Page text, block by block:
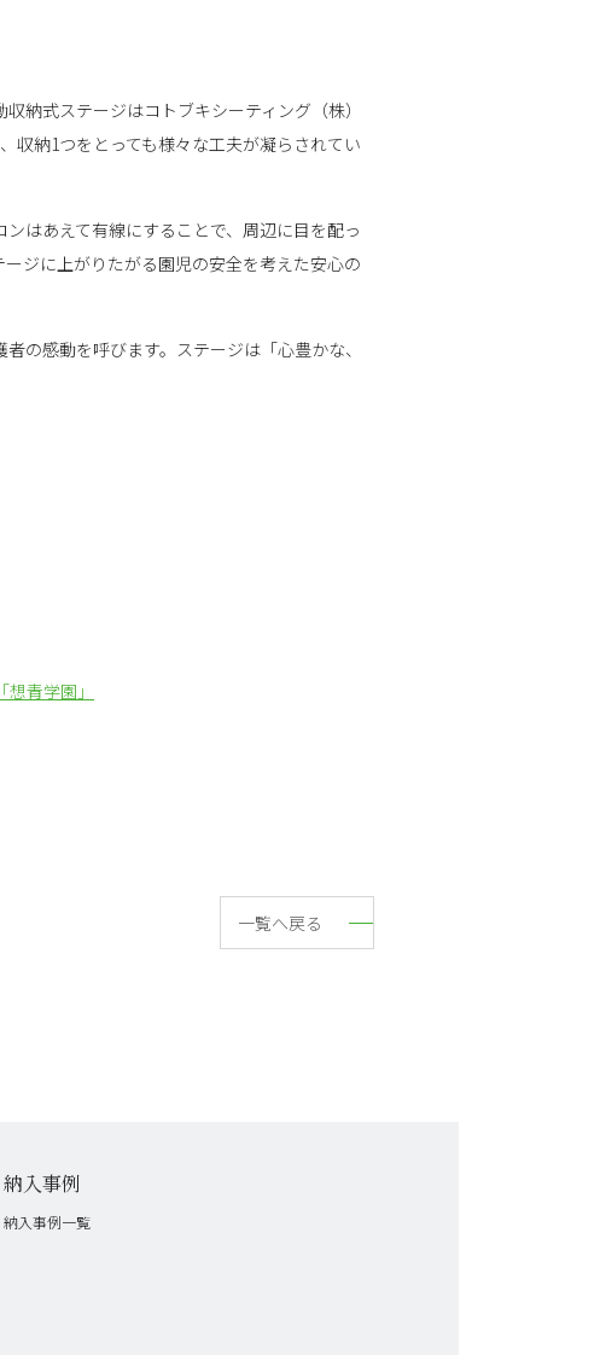
納式ステージはコトブキシーティング（株）
収納1つをとっても様々な工夫が凝らされてい
はあえて有線にすることで、周辺に目を配っ
ジに上がりたがる園児の安全を考えた安心の
の感動を呼びます。ステージは「心豊かな、
青学園」
一覧へ戻る
納入事例
納入事例一覧